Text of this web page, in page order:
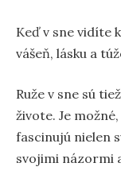
Keď v sne vidíte
vášeň, lásku a
Ruže v sne sú
živote. Je
fascinujú nielen
svojimi názormi